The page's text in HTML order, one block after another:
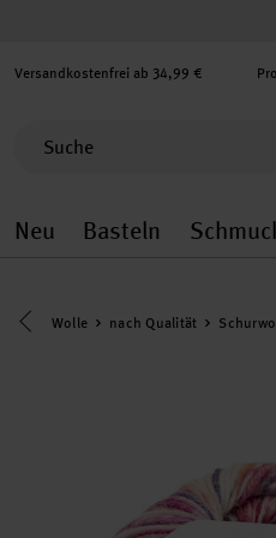
Versandkostenfrei ab 34,99 €
Neu
Neu
Basteln
Basteln
Eine Kategorie zurück
Wolle nach Qualität